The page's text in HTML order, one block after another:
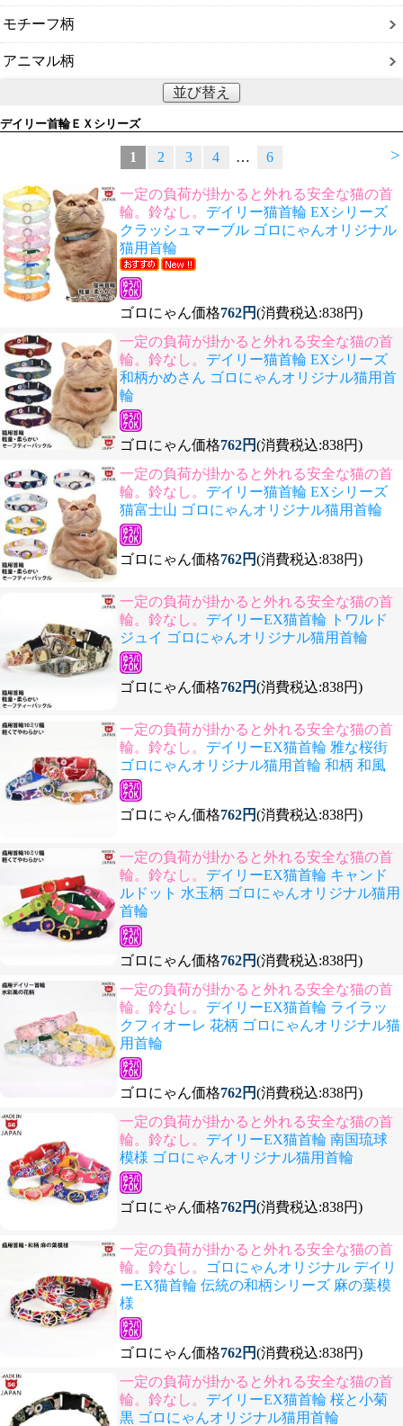
モチーフ柄
アニマル柄
並び替え
デイリー首輪ＥＸシリーズ
>
1 2 3 4 … 6
一定の負荷が掛かると外れる安全な猫の首
輪。鈴なし。 デイリー猫首輪 EXシリーズ
クラッシュマーブル ゴロにゃんオリジナル
猫用首輪
ゴロにゃん価格762円(消費税込:838円)
一定の負荷が掛かると外れる安全な猫の首
輪。鈴なし。 デイリー猫首輪 EXシリーズ
和柄かめさん ゴロにゃんオリジナル猫用首
輪
ゴロにゃん価格762円(消費税込:838円)
一定の負荷が掛かると外れる安全な猫の首
輪。鈴なし。 デイリー猫首輪 EXシリーズ
猫富士山 ゴロにゃんオリジナル猫用首輪
ゴロにゃん価格762円(消費税込:838円)
一定の負荷が掛かると外れる安全な猫の首
輪。鈴なし。 デイリーEX猫首輪 トワルド
ジュイ ゴロにゃんオリジナル猫用首輪
ゴロにゃん価格762円(消費税込:838円)
一定の負荷が掛かると外れる安全な猫の首
輪。鈴なし。 デイリーEX猫首輪 雅な桜街
ゴロにゃんオリジナル猫用首輪 和柄 和風
ゴロにゃん価格762円(消費税込:838円)
一定の負荷が掛かると外れる安全な猫の首
輪。鈴なし。 デイリーEX猫首輪 キャンド
ルドット 水玉柄 ゴロにゃんオリジナル猫用
首輪
ゴロにゃん価格762円(消費税込:838円)
一定の負荷が掛かると外れる安全な猫の首
輪。鈴なし。 デイリーEX猫首輪 ライラッ
クフィオーレ 花柄 ゴロにゃんオリジナル猫
用首輪
ゴロにゃん価格762円(消費税込:838円)
一定の負荷が掛かると外れる安全な猫の首
輪。鈴なし。 デイリーEX猫首輪 南国琉球
模様 ゴロにゃんオリジナル猫用首輪
ゴロにゃん価格762円(消費税込:838円)
一定の負荷が掛かると外れる安全な猫の首
輪。鈴なし。
ゴロにゃんオリジナル デイリ
ーEX猫首輪 伝統の和柄シリーズ 麻の葉模
様
ゴロにゃん価格762円(消費税込:838円)
一定の負荷が掛かると外れる安全な猫の首
輪。鈴なし。 デイリーEX猫首輪 桜と小菊
黒 ゴロにゃんオリジナル猫用首輪